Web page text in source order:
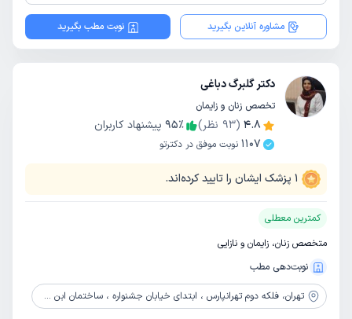
مشاوره آنلاین بگیرید نوبت مطب بگیرید
دکتر گلبرگ دباغی
تخصص زنان و زایمان
4.8
(
93 نظر) 95٪
پیشنهاد کاربران
1107 نوبت موفق در دکترتو
1 پزشک ایشان را تایید کرده‌اند.
کمترین معطلی
متخصص زنان، زایمان و نازایی
نوبت‌دهی مطب
تهران، فلکه دوم تهرانپارس ، ابتدای خیابان جشنواره ، ساختمان ابن سینا ، پلاک 253 ، طبقه 3 ، واحد 12